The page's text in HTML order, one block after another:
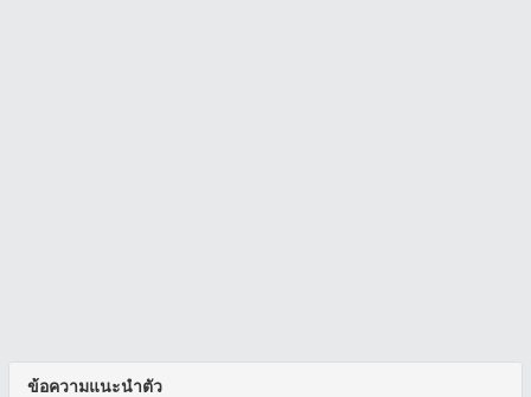
ข้อความแนะนำตัว